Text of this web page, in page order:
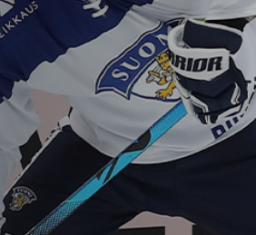
Амур
Барыс
Салават Юлаев
Сибирь